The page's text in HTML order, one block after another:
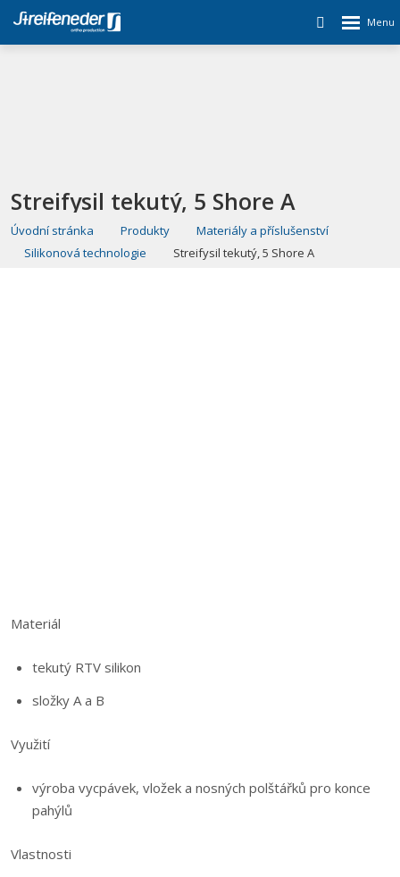
Streifysil tekutý, 5 Shore A
Úvodní stránka Produkty
Materiály a příslušenství
Silikonová technologie
Streifysil tekutý, 5 Shore A
Materiál
tekutý RTV silikon
složky A a B
Využití
výroba vycpávek, vložek a nosných polštářků pro konce
pahýlů
Vlastnosti